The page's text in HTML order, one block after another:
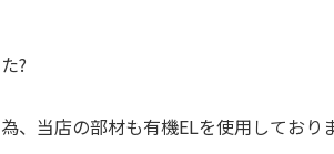
?
、当店の部材も有機ELを使用しており